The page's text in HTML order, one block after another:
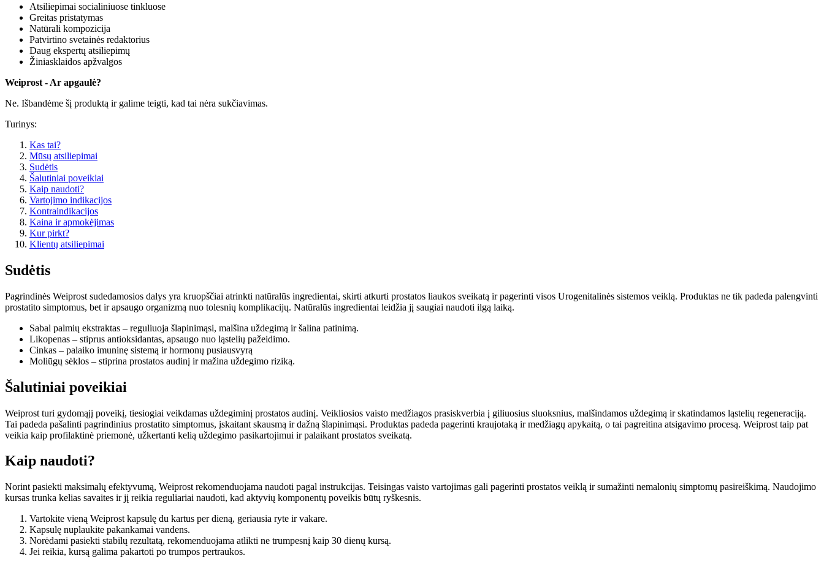
Atsiliepimai socialiniuose tinkluose
Greitas pristatymas
Natūrali kompozicija
Patvirtino svetainės redaktorius
Daug ekspertų atsiliepimų
Žiniasklaidos apžvalgos
Weiprost - Ar apgaulė?
Ne. Išbandėme šį produktą ir galime teigti, kad tai nėra sukčiavimas.
Turinys:
Kas tai?
Mūsų atsiliepimai
Sudėtis
Šalutiniai poveikiai
Kaip naudoti?
Vartojimo indikacijos
Kontraindikacijos
Kaina ir apmokėjimas
Kur pirkt?
Klientų atsiliepimai
Sudėtis
Pagrindinės Weiprost sudedamosios dalys yra kruopščiai atrinkti natūralūs ingredientai, skirti atkurti prostatos liaukos sveikatą ir pagerinti visos Urogenitalinės sistemos veiklą. Produktas ne tik padeda palengvinti
prostatito simptomus, bet ir apsaugo organizmą nuo tolesnių komplikacijų. Natūralūs ingredientai leidžia jį saugiai naudoti ilgą laiką.
Sabal palmių ekstraktas – reguliuoja šlapinimąsi, malšina uždegimą ir šalina patinimą.
Likopenas – stiprus antioksidantas, apsaugo nuo ląstelių pažeidimo.
Cinkas – palaiko imuninę sistemą ir hormonų pusiausvyrą
Moliūgų sėklos – stiprina prostatos audinį ir mažina uždegimo riziką.
Šalutiniai poveikiai
Weiprost turi gydomąjį poveikį, tiesiogiai veikdamas uždegiminį prostatos audinį. Veikliosios vaisto medžiagos prasiskverbia į giliuosius sluoksnius, malšindamos uždegimą ir skatindamos ląstelių regeneraciją.
Tai padeda pašalinti pagrindinius prostatito simptomus, įskaitant skausmą ir dažną šlapinimąsi. Produktas padeda pagerinti kraujotaką ir medžiagų apykaitą, o tai pagreitina atsigavimo procesą. Weiprost taip pat
veikia kaip profilaktinė priemonė, užkertanti kelią uždegimo pasikartojimui ir palaikant prostatos sveikatą.
Kaip naudoti?
Norint pasiekti maksimalų efektyvumą, Weiprost rekomenduojama naudoti pagal instrukcijas. Teisingas vaisto vartojimas gali pagerinti prostatos veiklą ir sumažinti nemalonių simptomų pasireiškimą. Naudojimo
kursas trunka kelias savaites ir jį reikia reguliariai naudoti, kad aktyvių komponentų poveikis būtų ryškesnis.
Vartokite vieną Weiprost kapsulę du kartus per dieną, geriausia ryte ir vakare.
Kapsulę nuplaukite pakankamai vandens.
Norėdami pasiekti stabilų rezultatą, rekomenduojama atlikti ne trumpesnį kaip 30 dienų kursą.
Jei reikia, kursą galima pakartoti po trumpos pertraukos.